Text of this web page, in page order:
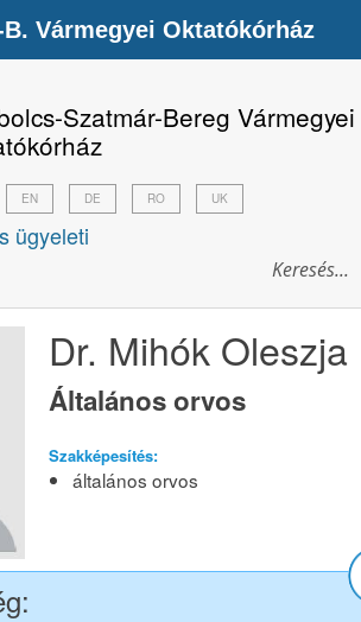
Szatmár-Bereg Vármegyei
ügyeleti
EN DE RO UK
Dr. Mihók Oleszja
Általános orvos
Szakképesítés:
általános orvos
B. Vármegyei Oktatókórház